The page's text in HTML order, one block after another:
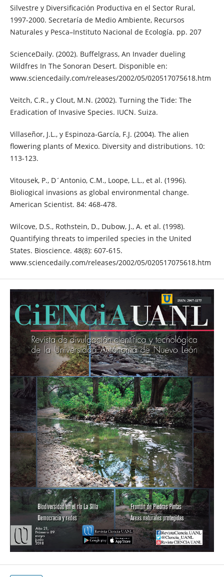
Silvestre y Diversificación Productiva en el Sector Rural,
1997-2000. Secretaría de Medio Ambiente, Recursos
Naturales y Pesca–Instituto Nacional de Ecología. pp. 207
ScienceDaily. (2002). Buffelgrass, An Invader dueling
Wildfres In The Sonoran Desert. Disponible en:
www.sciencedaily.com/releases/2002/05/020517075618.htm
Veitch, C.R., y Clout, M.N. (2002). Turning the Tide: The
Eradication of Invasive Species. IUCN. Suiza.
Villaseñor, J.L., y Espinoza-García, F.J. (2004). The alien
flowering plants of Mexico. Diversity and distributions. 10:
113-123.
Vitousek, P., D´Antonio, C.M., Loope, L.L., et al. (1996).
Bioliogical invasions as global environmental change.
American Scientist. 84: 468-478.
Wilcove, D.S., Rothstein, D., Dubow, J., A. et al. (1998).
Quantifying threats to imperiled species in the United
States. Bioscience. 48(8): 607-615.
www.sciencedaily.com/releases/2002/05/020517075618.htm